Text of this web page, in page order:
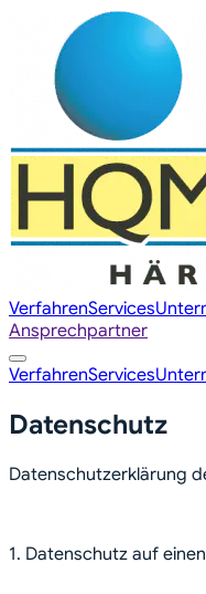
VerfahrenServices
Ansprechpartner
VerfahrenServices
Datenschutz
Datenschutzerklärung
1. Datenschutz auf